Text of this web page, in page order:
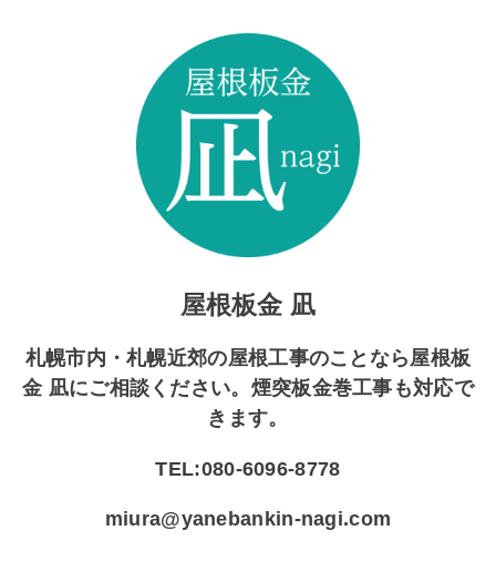
屋根板金 凪
札幌市内・札幌近郊の屋根工事のことなら屋根板
金 凪にご相談ください。煙突板金巻工事も対応で
きます。
TEL:080-6096-8778
miura@yanebankin-nagi.com